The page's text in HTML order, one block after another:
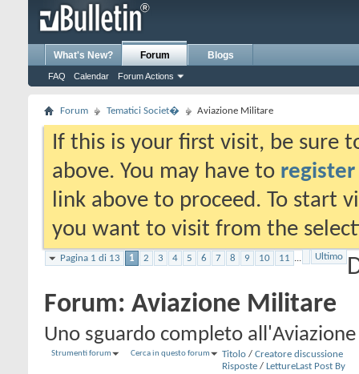
What's New? Forum
FAQ Calendar Forum Actions
Blogs
Forum Tematici Societ� Aviazione Militare
If this is your first visit, be sure
above. You may have to register
link above to proceed. To start
you want to visit from the
Pagina 1 di 13 1 2 3 4 5 6 7 8 9 10 11 ... Ultimo
Forum: Aviazione Militare
Uno sguardo completo
Strumenti forum Cerca in questo forum Titolo / Creatore discussione
Risposte / LettureLast Post By